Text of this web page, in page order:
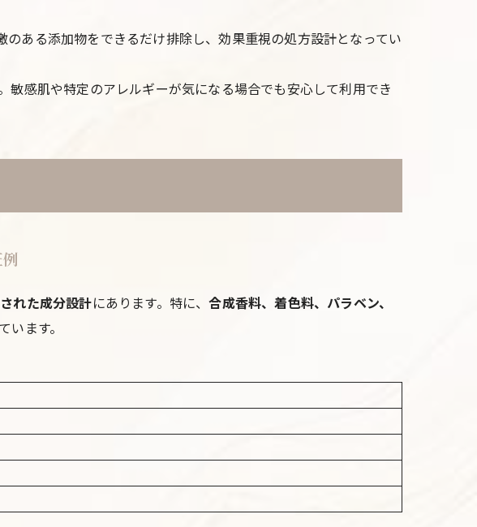
ある添加物をできるだけ排除し、効果重視の処方設計となってい
感肌や特定のアレルギーが気になる場合でも安心して利用でき
れた成分設計にあります。特に、合成香料、着色料、パラベン、
ます。